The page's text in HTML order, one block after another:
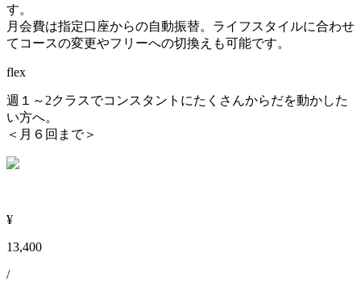
す。
月会費は指定口座からの自動振替。ライフスタイルに合わせ
てコースの変更やフリーへの切換えも可能です。
flex
週１～2クラスでコンスタントにたくさんからだを動かした
い方へ。
＜月６回まで＞
¥
13,400
/